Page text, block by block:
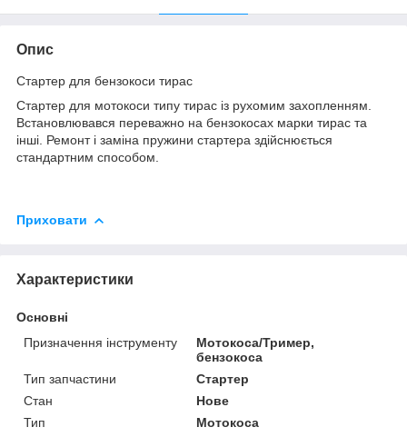
Опис
Стартер для бензокоси тирас
Стартер для мотокоси типу тирас із рухомим захопленням.
Встановлювався переважно на бензокосах марки тирас та
інші. Ремонт і заміна пружини стартера здійснюється
стандартним способом.
Приховати
Характеристики
Основні
Призначення інструменту
Мотокоса/Тример,
бензокоса
Тип запчастини
Стартер
Стан
Нове
Тип
Мотокоса